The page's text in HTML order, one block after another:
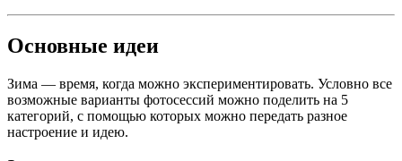
Основные идеи
Зима — время, когда можно экспериментировать. Условно все
возможные варианты фотосессий можно поделить на 5
категорий, с помощью которых можно передать разное
настроение и идею.